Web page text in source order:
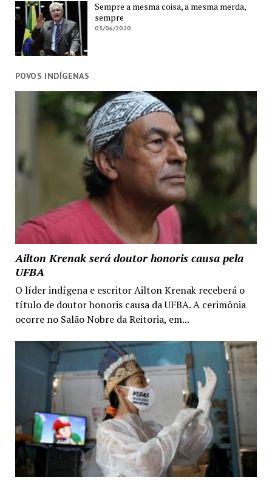
Sempre a mesma coisa, a mesma merda,
sempre
03/06/2020
POVOS INDÍGENAS
Ailton Krenak será doutor honoris causa pela
UFBA
O líder indígena e escritor Ailton Krenak receberá o
título de doutor honoris causa da UFBA. A cerimônia
ocorre no Salão Nobre da Reitoria, em...